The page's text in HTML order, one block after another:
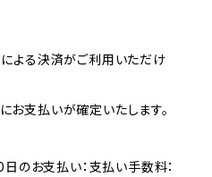
による決済がご利用いただけ
お支払いが確定いたします。
のお支払い：支払い手数料：